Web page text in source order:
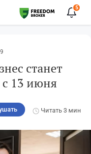
5
станет
с 13 июня
Читать 3 мин